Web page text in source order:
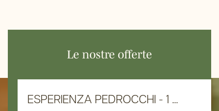
Le nostre offerte
ESPERIENZA PEDROCCHI - 1 ...